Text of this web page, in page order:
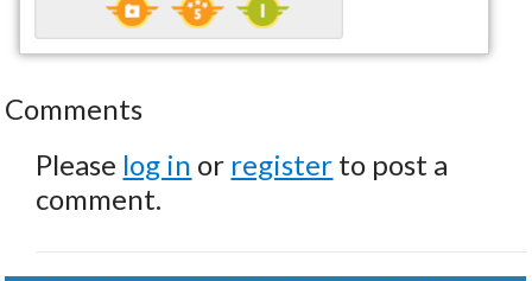
Comments
Please log in or register to post a
comment.